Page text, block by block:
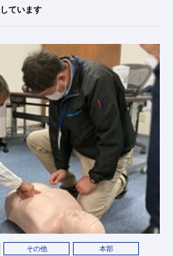
ています
その他 本部